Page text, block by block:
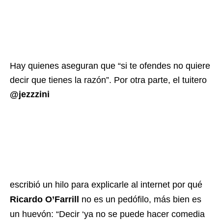
Hay quienes aseguran que “si te ofendes no quiere
decir que tienes la razón”. Por otra parte, el tuitero
@jezzzini
escribió un hilo para explicarle al internet por qué
Ricardo O’Farrill
no es un pedófilo, más bien es
un huevón: “Decir ‘ya no se puede hacer comedia